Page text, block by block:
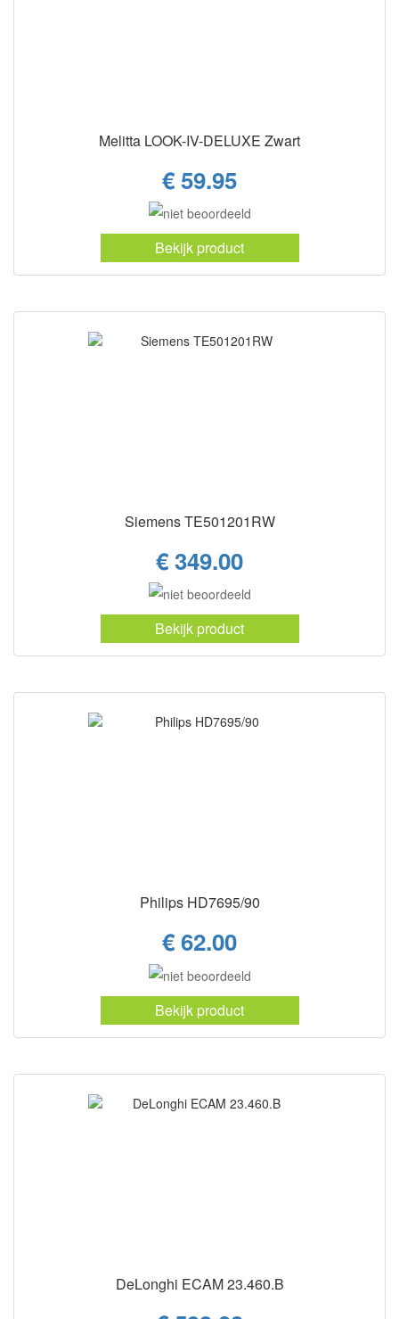
Melitta LOOK-IV-DELUXE Zwart
€ 59.95
Bekijk product
Siemens TE501201RW
€ 349.00
Bekijk product
Philips HD7695/90
€ 62.00
Bekijk product
DeLonghi ECAM 23.460.B